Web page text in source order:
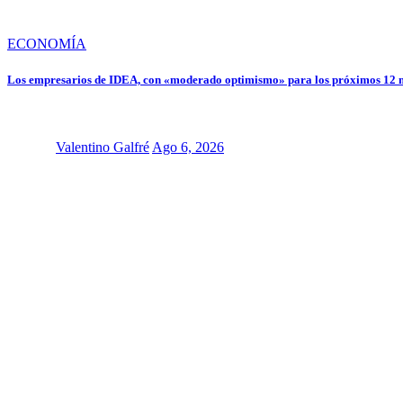
ECONOMÍA
Los empresarios de IDEA, con «moderado optimismo» para los próximos 12
Valentino Galfré Ago 6, 2026